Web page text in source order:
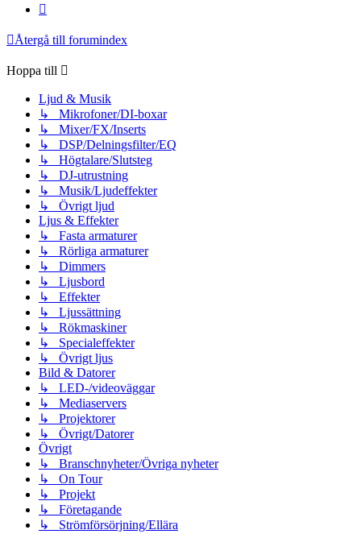
Återgå till forumindex
Hoppa till
Ljud & Musik
↳ Mikrofoner/DI-boxar
↳ Mixer/FX/Inserts
↳ DSP/Delningsfilter/EQ
↳ Högtalare/Slutsteg
↳ DJ-utrustning
↳ Musik/Ljudeffekter
↳ Övrigt ljud
Ljus & Effekter
↳ Fasta armaturer
↳ Rörliga armaturer
↳ Dimmers
↳ Ljusbord
↳ Effekter
↳ Ljussättning
↳ Rökmaskiner
↳ Specialeffekter
↳ Övrigt ljus
Bild & Datorer
↳ LED-/videoväggar
↳ Mediaservers
↳ Projektorer
↳ Övrigt/Datorer
Övrigt
↳ Branschnyheter/Övriga nyheter
↳ On Tour
↳ Projekt
↳ Företagande
↳ Strömförsörjning/Ellära